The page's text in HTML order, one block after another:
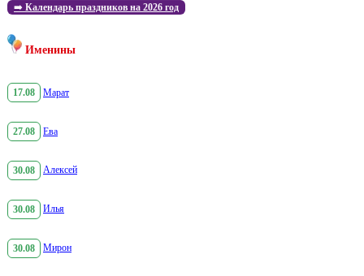
➡️ Календарь праздников на 2026 год
Именины
17.08 Марат
27.08 Ева
30.08 Алексей
30.08 Илья
30.08 Мирон